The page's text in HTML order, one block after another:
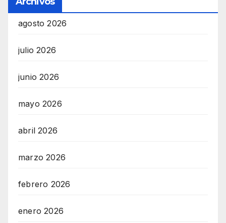
agosto 2026
julio 2026
junio 2026
mayo 2026
abril 2026
marzo 2026
febrero 2026
enero 2026